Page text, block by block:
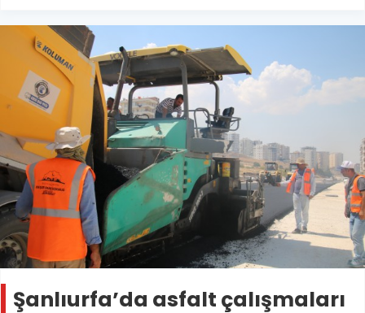
Şanlıurfa’da asfalt çalışmaları